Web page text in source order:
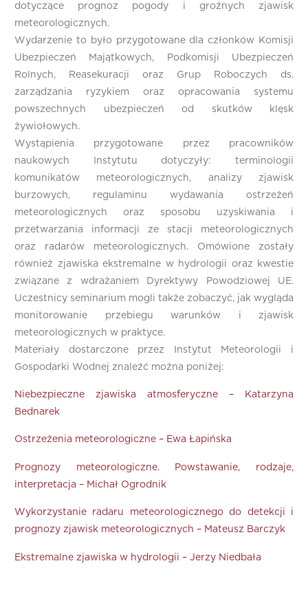
dotyczące prognoz pogody i groźnych zjawisk
meteorologicznych.
Wydarzenie to było przygotowane dla członków Komisji
Ubezpieczeń Majątkowych, Podkomisji Ubezpieczeń
Rolnych, Reasekuracji oraz Grup Roboczych ds.
zarządzania ryzykiem oraz opracowania systemu
powszechnych ubezpieczeń od skutków klęsk
żywiołowych.
Wystąpienia przygotowane przez pracowników
naukowych Instytutu dotyczyły: terminologii
komunikatów meteorologicznych, analizy zjawisk
burzowych, regulaminu wydawania ostrzeżeń
meteorologicznych oraz sposobu uzyskiwania i
przetwarzania informacji ze stacji meteorologicznych
oraz radarów meteorologicznych. Omówione zostały
również zjawiska ekstremalne w hydrologii oraz kwestie
związane z wdrażaniem Dyrektywy Powodziowej UE.
Uczestnicy seminarium mogli także zobaczyć, jak wygląda
monitorowanie przebiegu warunków i zjawisk
meteorologicznych w praktyce.
Materiały dostarczone przez Instytut Meteorologii i
Gospodarki Wodnej znaleźć można poniżej:
Niebezpieczne zjawiska atmosferyczne – Katarzyna
Bednarek
Ostrzeżenia meteorologiczne – Ewa Łapińska
Prognozy meteorologiczne. Powstawanie, rodzaje,
interpretacja – Michał Ogrodnik
Wykorzystanie radaru meteorologicznego do detekcji i
prognozy zjawisk meteorologicznych – Mateusz Barczyk
Ekstremalne zjawiska w hydrologii – Jerzy Niedbała